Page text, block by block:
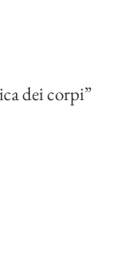
dei corpi”